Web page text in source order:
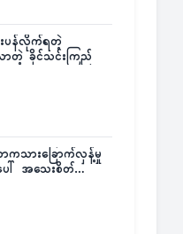
ပန်လိုက်ရတဲ့
ာတဲ့ ခိုင်သင်းကြည်
ကသားခြောက်လှန့်မှု
ါ် အသေးစိတ်